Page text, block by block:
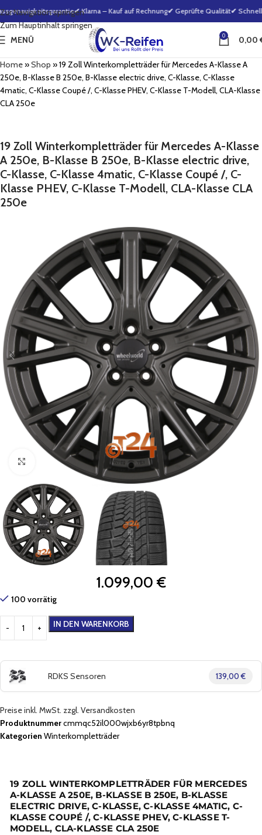
Zur Navigation springen
Zum Hauptinhalt springen
✔ Klarna – Kauf auf Rechnung✔ Geprüfte Qualität✔ Schnelle
MENÜ 0 0,00
Home»Shop »19 Zoll Winterkompletträder für Mercedes A-Klasse A
250e, B-Klasse B 250e, B-Klasse electric drive, C-Klasse, C-Klasse
4matic, C-Klasse Coupé /, C-Klasse PHEV, C-Klasse T-Modell, CLA-Klasse
CLA 250e
19 Zoll Winterkompletträder für Mercedes A-Klasse
A 250e, B-Klasse B 250e, B-Klasse electric drive,
C-Klasse, C-Klasse 4matic, C-Klasse Coupé /, C-
Klasse PHEV, C-Klasse T-Modell, CLA-Klasse CLA
250e
Zum Vergrößern klicken
1.099,00 €
100 vorrätig
IN DEN WARENKORB
RDKS Sensoren 139,00 €
Preise inkl. MwSt. zzgl. Versandkosten
Produktnummercmmqc52il000wjxb6yr8tpbnq
Kategorien Winterkompletträder
19 ZOLL WINTERKOMPLETTRÄDER FÜR MERCEDES
A-KLASSE A 250E, B-KLASSE B 250E, B-KLASSE
ELECTRIC DRIVE, C-KLASSE, C-KLASSE 4MATIC, C-
KLASSE COUPÉ /, C-KLASSE PHEV, C-KLASSE T-
MODELL, CLA-KLASSE CLA 250E